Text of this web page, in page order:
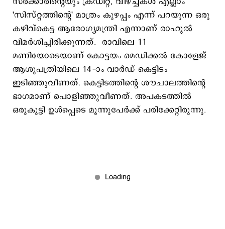
'സിസ്റ്റത്തിന്‍റെ' മാത്രം കുഴപ്പം എന്ന് പറയുന്ന ഒരു
കഴിവ്കെട്ട ആരോഗ്യമന്ത്രി എന്നാണ് രാഹുല്‍
വിമര്‍ശിച്ചിരിക്കുന്നത്. രാവിലെ 11
മണിയോടെയാണ് കോട്ടയം മെഡിക്കല്‍ കോളേജ്
ആശുപത്രിയിലെ 14-ാം വാര്‍ഡ് കെട്ടിടം
ഇടിഞ്ഞുവീണത്. കെട്ടിടത്തിന്റെ ശൗചാലത്തിന്റെ
ഭാഗമാണ് പൊളിഞ്ഞുവീണത്. അപകടത്തില്‍
ഒരുകുട്ടി ഉള്‍പ്പെടെ മൂന്നുപേര്‍ക്ക് പരിക്കേറ്റിരുന്നു.